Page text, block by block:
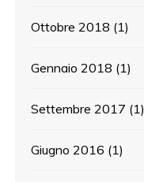
Ottobre 2018 (1)
Gennaio 2018 (1)
Settembre 2017 (1)
Giugno 2016 (1)